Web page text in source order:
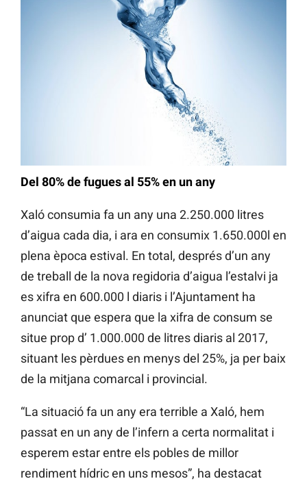
Del 80% de fugues al 55% en un any
Xaló consumia fa un any una 2.250.000 litres
d’aigua cada dia, i ara en consumix 1.650.000l en
plena època estival. En total, després d’un any
de treball de la nova regidoria d’aigua l’estalvi ja
es xifra en 600.000 l diaris i l’Ajuntament ha
anunciat que espera que la xifra de consum se
situe prop d’ 1.000.000 de litres diaris al 2017,
situant les pèrdues en menys del 25%, ja per baix
de la mitjana comarcal i provincial.
“La situació fa un any era terrible a Xaló, hem
passat en un any de l’infern a certa normalitat i
esperem estar entre els pobles de millor
rendiment hídric en uns mesos”, ha destacat